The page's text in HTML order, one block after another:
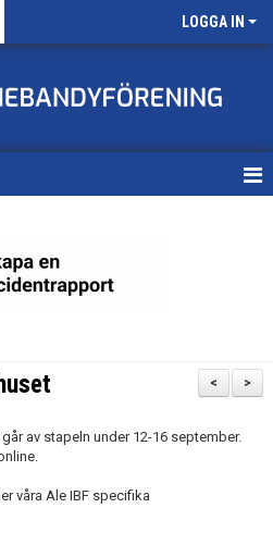
LOGGA IN
>
<
av stapeln under 12-16 september.
våra Ale IBF specifika